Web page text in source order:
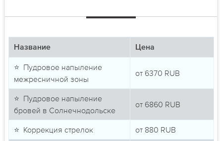
Название Цена
⭐ Пудровое напыление
межресничной зоны
от 6370 RUB
⭐ Пудровое напыление
бровей в Солнечнодольске
от 6860 RUB
⭐ Коррекция стрелок от 880 RUB